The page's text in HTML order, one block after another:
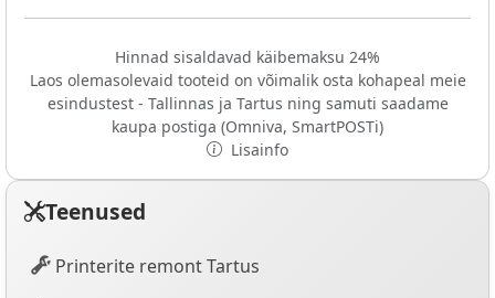
Hinnad sisaldavad käibemaksu 24%
Laos olemasolevaid tooteid on võimalik osta kohapeal meie
esindustest - Tallinnas ja Tartus ning samuti saadame
kaupa postiga (Omniva, SmartPOSTi)
Lisainfo
Teenused
Printerite remont Tartus